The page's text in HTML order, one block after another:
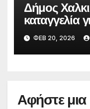
Δήμος
καταγγελία
τρόφιμα
σταθμών
ΦΕΒ 20, 2026
Αφήστε